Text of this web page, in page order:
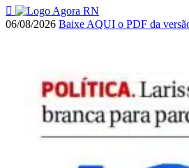
06/08/2026 Baixe AQUI o PDF da